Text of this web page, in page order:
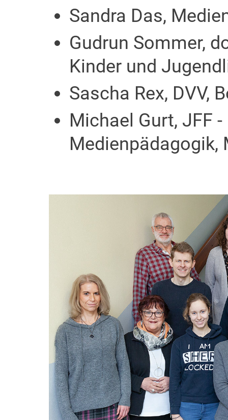
Sandra Das,
Gudrun Sommer,
Kinder und
Sascha Rex, DVV,
Michael Gurt, JFF
Medienpädagogik,